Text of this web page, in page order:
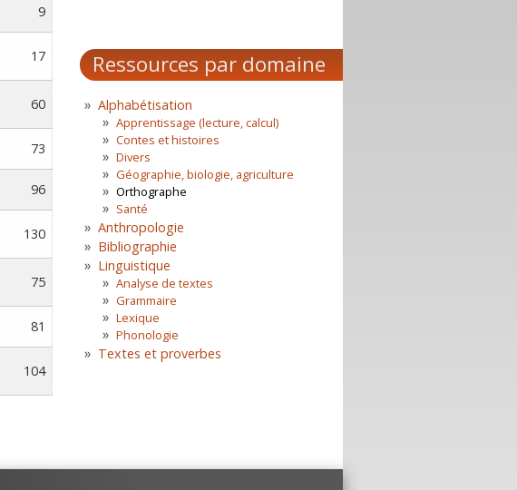
9
17
60
73
96
130
75
81
104
Ressources par domaine
Alphabétisation
Apprentissage (lecture, calcul)
Contes et histoires
Divers
Géographie, biologie, agriculture
Orthographe
Santé
Anthropologie
Bibliographie
Linguistique
Analyse de textes
Grammaire
Lexique
Phonologie
Textes et proverbes